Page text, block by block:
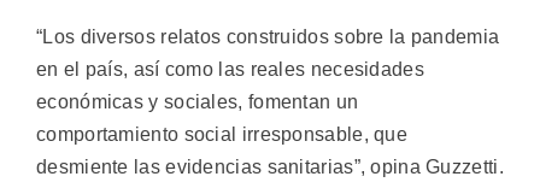
“Los diversos relatos construidos sobre la pandemia
en el país, así como las reales necesidades
económicas y sociales, fomentan un
comportamiento social irresponsable, que
desmiente las evidencias sanitarias”, opina Guzzetti.